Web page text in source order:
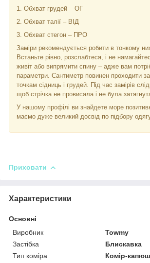
1. Обхват грудей – ОГ
2. Обхват талії – ВІД
3. Обхват стегон – ПРО
Заміри рекомендується робити в тонкому
Встаньте рівно, розслабтеся, і не
живіт або випрямити спину – адже вам
параметри. Сантиметр повинен проходити
точкам сідниць і грудей. Під час замірів
щоб стрічка не провисала і не була
У нашому профілі ви знайдете море
маємо дуже великий досвід по підбору
Приховати
Характеристики
Основні
Виробник
Towmy
Застібка
Блискавка
Тип коміра
Комір-